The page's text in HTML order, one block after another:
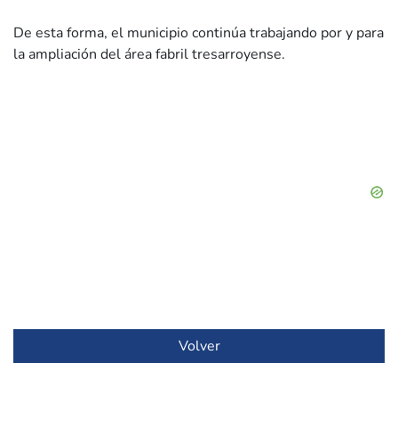
De esta forma, el municipio continúa trabajando por y para
la ampliación del área fabril tresarroyense.
Volver